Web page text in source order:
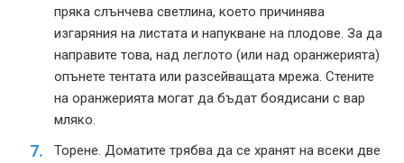
пряка слънчева светлина, което причинява
изгаряния на листата и напукване на плодове. За да
направите това, над леглото (или над оранжерията)
опънете тентата или разсейващата мрежа. Стените
на оранжерията могат да бъдат боядисани с вар
мляко.
Торене. Доматите трябва да се хранят на всеки две